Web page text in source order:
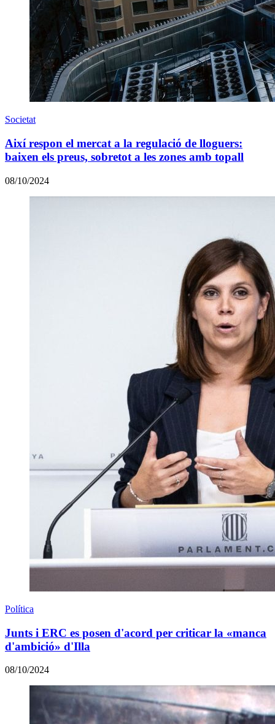
Societat
Així respon el mercat a la regulació de lloguers:
baixen els preus, sobretot a les zones amb topall
08/10/2024
Política
Junts i ERC es posen d'acord per criticar la «manca
d'ambició» d'Illa
08/10/2024